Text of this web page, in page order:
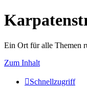
Ein Ort für alle Themen
Zum Inhalt
Schnellzugriff